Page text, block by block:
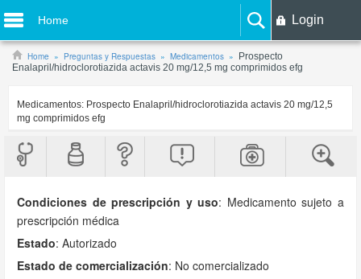
Home Login
Home Preguntas y Respuestas Medicamentos
Prospecto
Enalapril/hidroclorotiazida actavis 20 mg/12,5 mg comprimidos efg
Medicamentos: Prospecto Enalapril/hidroclorotiazida actavis 20 mg/12,5
mg comprimidos efg
Condiciones de prescripción y uso: Medicamento sujeto a
prescripción médica
Estado: Autorizado
Estado de comercialización: No comercializado